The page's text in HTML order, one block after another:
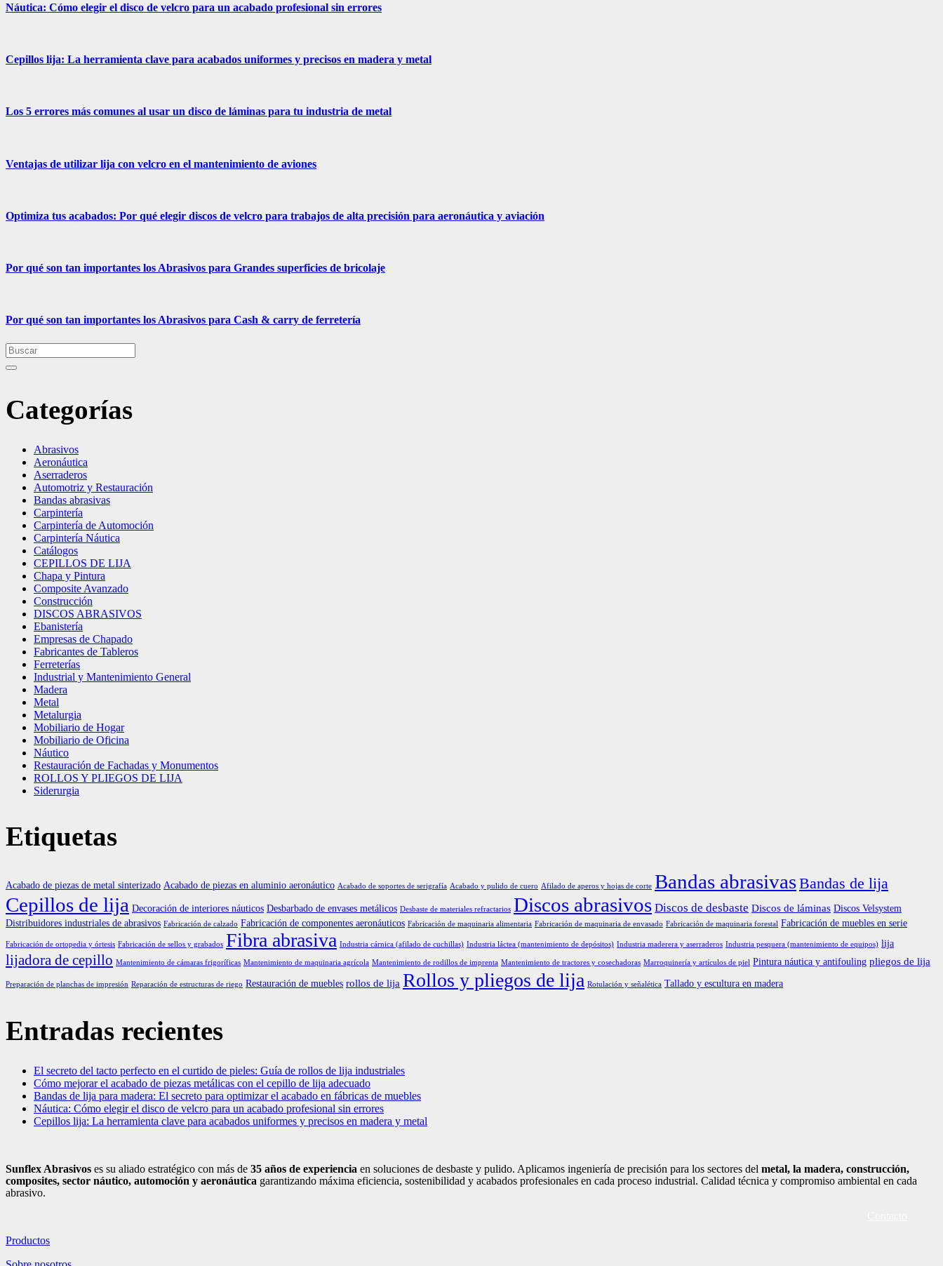
Náutica: Cómo elegir el disco de velcro para un acabado profesional sin errores
Cepillos lija: La herramienta clave para acabados uniformes y precisos en madera y metal
Los 5 errores más comunes al usar un disco de láminas para tu industria de metal
Ventajas de utilizar lija con velcro en el mantenimiento de aviones
Optimiza tus acabados: Por qué elegir discos de velcro para trabajos de alta precisión para aeronáutica y aviación
Por qué son tan importantes los Abrasivos para Grandes superficies de bricolaje
Por qué son tan importantes los Abrasivos para Cash & carry de ferretería
Categorías
Abrasivos
Aeronáutica
Aserraderos
Automotriz y Restauración
Bandas abrasivas
Carpintería
Carpintería de Automoción
Carpintería Náutica
Catálogos
CEPILLOS DE LIJA
Chapa y Pintura
Composite Avanzado
Construcción
DISCOS ABRASIVOS
Ebanistería
Empresas de Chapado
Fabricantes de Tableros
Ferreterías
Industrial y Mantenimiento General
Madera
Metal
Metalurgia
Mobiliario de Hogar
Mobiliario de Oficina
Náutico
Restauración de Fachadas y Monumentos
ROLLOS Y PLIEGOS DE LIJA
Siderurgia
Etiquetas
Acabado de piezas de metal sinterizado Acabado de piezas en aluminio aeronáutico Acabado de soportes de serigrafía Acabado y pulido de cuero Afilado de aperos y hojas de corte Bandas abrasivasBandas de lija
Cepillos de lija Decoración de interiores náuticos Desbarbado de envases metálicos Desbaste de materiales refractarios Discos abrasivos Discos de desbaste Discos de láminas Discos Velsystem
Distribuidores industriales de abrasivos Fabricación de calzado Fabricación de componentes aeronáuticos Fabricación de maquinaria alimentaria Fabricación de maquinaria de envasado Fabricación de maquinaria forestal Fabricación de muebles en serie
Fabricación de ortopedia y órtesis Fabricación de sellos y grabados Fibra abrasiva Industria cárnica (afilado de cuchillas) Industria láctea (mantenimiento de depósitos) Industria maderera y aserraderos Industria pesquera (mantenimiento de equipos) lija
lijadora de cepillo Mantenimiento de cámaras frigoríficas Mantenimiento de maquinaria agrícola Mantenimiento de rodillos de imprenta Mantenimiento de tractores y cosechadoras Marroquinería y artículos de piel Pintura náutica y antifouling pliegos de lija
Preparación de planchas de impresión Reparación de estructuras de riego Restauración de muebles rollos de lija Rollos y pliegos de lija Rotulación y señalética Tallado y escultura en madera
Entradas recientes
El secreto del tacto perfecto en el curtido de pieles: Guía de rollos de lija industriales
Cómo mejorar el acabado de piezas metálicas con el cepillo de lija adecuado
Bandas de lija para madera: El secreto para optimizar el acabado en fábricas de muebles
Náutica: Cómo elegir el disco de velcro para un acabado profesional sin errores
Cepillos lija: La herramienta clave para acabados uniformes y precisos en madera y metal
Sunflex Abrasivos es su aliado estratégico con más de 35 años de experiencia en soluciones de desbaste y pulido. Aplicamos ingeniería de precisión para los sectores del metal, la madera, construcción,
composites, sector náutico, automoción y aeronáutica garantizando máxima eficiencia, sostenibilidad y acabados profesionales en cada proceso industrial. Calidad técnica y compromiso ambiental en cada
abrasivo.
Productos